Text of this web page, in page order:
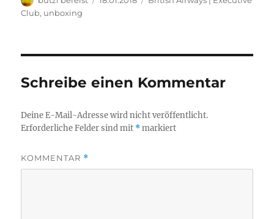
Club, unboxing
Schreibe einen Kommentar
Deine E-Mail-Adresse wird nicht veröffentlicht.
Erforderliche Felder sind mit *markiert
KOMMENTAR *